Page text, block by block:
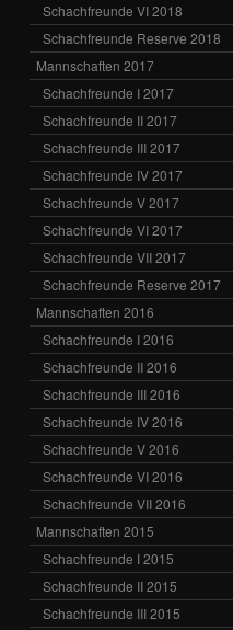
Schachfreunde VI 2018
Schachfreunde Reserve 2018
Mannschaften 2017
Schachfreunde I 2017
Schachfreunde II 2017
Schachfreunde III 2017
Schachfreunde IV 2017
Schachfreunde V 2017
Schachfreunde VI 2017
Schachfreunde VII 2017
Schachfreunde Reserve 2017
Mannschaften 2016
Schachfreunde I 2016
Schachfreunde II 2016
Schachfreunde III 2016
Schachfreunde IV 2016
Schachfreunde V 2016
Schachfreunde VI 2016
Schachfreunde VII 2016
Mannschaften 2015
Schachfreunde I 2015
Schachfreunde II 2015
Schachfreunde III 2015